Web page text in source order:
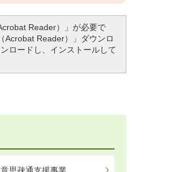
Reader）」が必要で
Acrobat Reader）」ダウンロ
ロードし、インストールして